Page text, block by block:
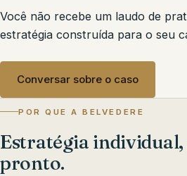
Você não recebe um laudo de
estratégia construída para o seu
Conversar sobre o caso
POR QUE A BELVEDERE
Estratégia
pronto.